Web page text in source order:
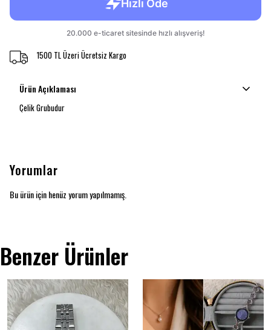
1500 TL Üzeri Ücretsiz Kargo
Ürün Açıklaması
Çelik Grubudur
Yorumlar
Bu ürün için henüz yorum yapılmamış.
Benzer Ürünler